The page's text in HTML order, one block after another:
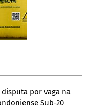
por vaga na
Sub-20